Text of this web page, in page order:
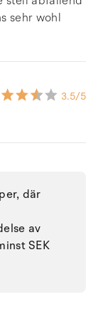
sehr wohl
3.5/5
där
av
SEK